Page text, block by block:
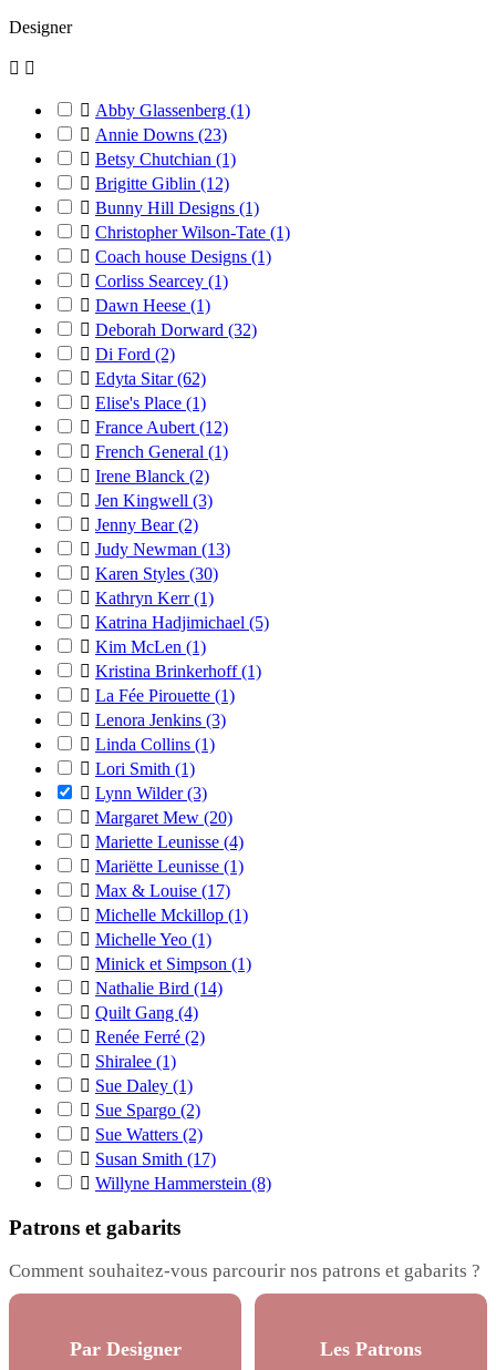
Designer
 
 Abby Glassenberg (1)
 Annie Downs (23)
 Betsy Chutchian (1)
 Brigitte Giblin (12)
 Bunny Hill Designs (1)
 Christopher Wilson-Tate (1)
 Coach house Designs (1)
 Corliss Searcey (1)
 Dawn Heese (1)
 Deborah Dorward (32)
 Di Ford (2)
 Edyta Sitar(62)
 Elise's Place (1)
 France Aubert (12)
 French General (1)
 Irene Blanck (2)
 Jen Kingwell (3)
 Jenny Bear(2)
 Judy Newman (13)
 Karen Styles (30)
 Kathryn Kerr(1)
 Katrina Hadjimichael (5)
 Kim McLen (1)
 Kristina Brinkerhoff(1)
 La Fée Pirouette (1)
 Lenora Jenkins (3)
 Linda Collins (1)
 Lori Smith (1)
 Lynn Wilder(3)
 Margaret Mew (20)
 Mariette Leunisse (4)
 Mariëtte Leunisse (1)
 Max & Louise (17)
 Michelle Mckillop (1)
 Michelle Yeo (1)
 Minick et Simpson (1)
 Nathalie Bird (14)
 Quilt Gang (4)
 Renée Ferré (2)
 Shiralee (1)
 Sue Daley (1)
 Sue Spargo (2)
 Sue Watters (2)
 Susan Smith (17)
 Willyne Hammerstein (8)
Patrons et gabarits
Comment souhaitez-vous parcourir nos patrons et gabarits ?
Par Designer Les Patrons